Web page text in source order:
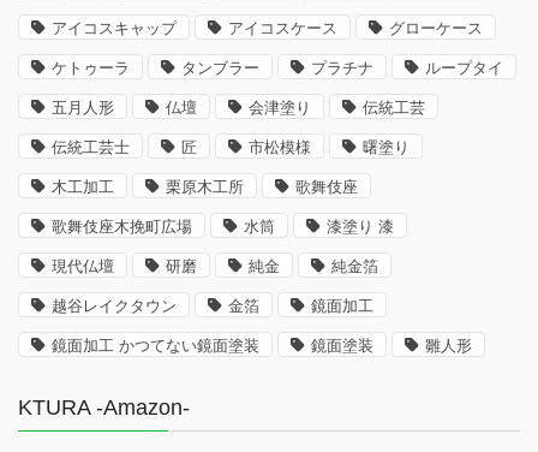
アイコスキャップ アイコスケース グローケース
ケトゥーラ タンブラー プラチナ ループタイ
五月人形 仏壇 会津塗り 伝統工芸
伝統工芸士 匠 市松模様 曙塗り
木工加工 栗原木工所 歌舞伎座
歌舞伎座木挽町広場 水筒 漆塗り 漆
現代仏壇 研磨 純金 純金箔
越谷レイクタウン 金箔 鏡面加工
鏡面加工 かつてない鏡面塗装 鏡面塗装 雛人形
KTURA -Amazon-